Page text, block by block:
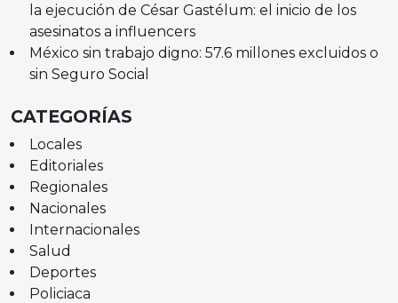
la ejecución de César Gastélum: el inicio de los
asesinatos a influencers
México sin trabajo digno: 57.6 millones excluidos o
sin Seguro Social
CATEGORÍAS
Locales
Editoriales
Regionales
Nacionales
Internacionales
Salud
Deportes
Policiaca